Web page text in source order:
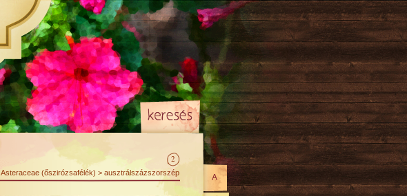
Asteraceae (őszirózsafélék) > ausztrálszázszorszép
2
A